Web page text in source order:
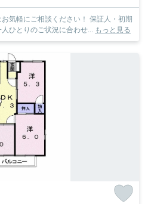
ご相談ください！ 保証人・初期
ひとりのご状況に合わせ... もっと見る